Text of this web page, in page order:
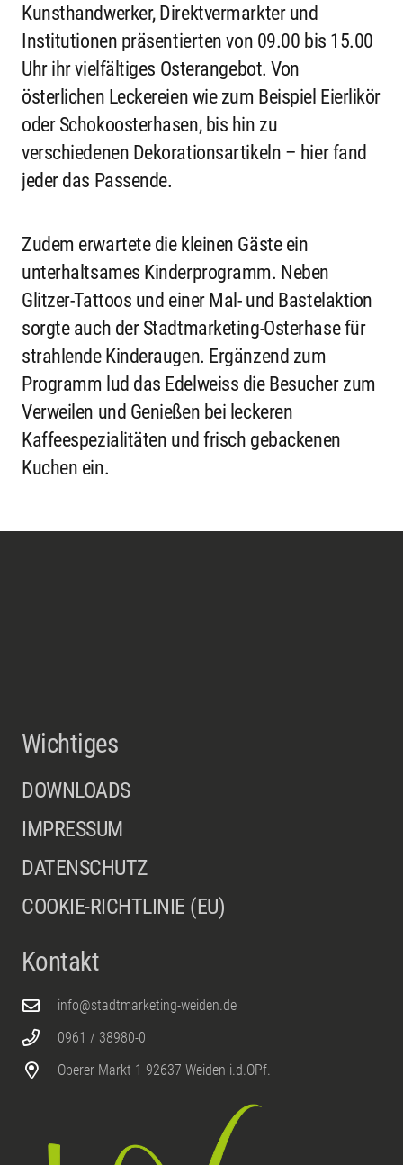
Kunsthandwerker, Direktvermarkter und
Institutionen präsentierten von 09.00 bis 15.00
Uhr ihr vielfältiges Osterangebot. Von
österlichen Leckereien wie zum Beispiel Eierlikör
oder Schokoosterhasen, bis hin zu
verschiedenen Dekorationsartikeln – hier fand
jeder das Passende.
Zudem erwartete die kleinen Gäste ein
unterhaltsames Kinderprogramm. Neben
Glitzer-Tattoos und einer Mal- und Bastelaktion
sorgte auch der Stadtmarketing-Osterhase für
strahlende Kinderaugen. Ergänzend zum
Programm lud das Edelweiss die Besucher zum
Verweilen und Genießen bei leckeren
Kaffeespezialitäten und frisch gebackenen
Kuchen ein.
Wichtiges
DOWNLOADS
IMPRESSUM
DATENSCHUTZ
COOKIE-RICHTLINIE (EU)
Kontakt
info@stadtmarketing-weiden.de
0961 / 38980-0
Oberer Markt 1 92637 Weiden i.d.OPf.